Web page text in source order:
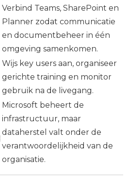
Verbind Teams, SharePoint en
Planner zodat communicatie
en documentbeheer in één
omgeving samenkomen.
Wijs key users aan, organiseer
gerichte training en monitor
gebruik na de livegang.
Microsoft beheert de
infrastructuur, maar
dataherstel valt onder de
verantwoordelijkheid van de
organisatie.